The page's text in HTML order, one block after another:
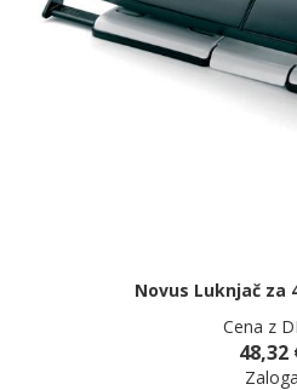
Novus Luknjač za
Cena z
48,32
Zaloga